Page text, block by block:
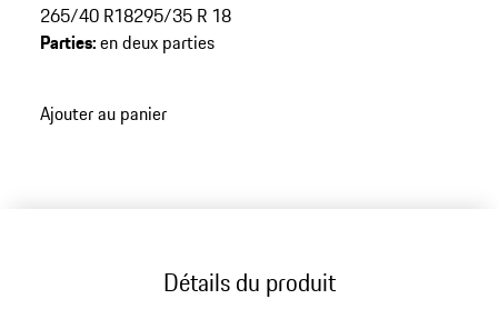
265/40 R18295/35 R 18
Parties:en deux parties
Ajouter au panier
Détails du produit